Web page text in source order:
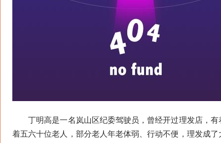
丁明高是一名岚山区纪委驾驶员，曾经开过理发店，有
着五六十位老人，部分老人年老体弱、行动不便，理发成